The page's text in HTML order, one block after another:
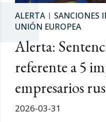
ALERTA
SANCIONES
UNIÓN EUROPEA
Alerta:
referente a 5
empresarios
2026-03-31